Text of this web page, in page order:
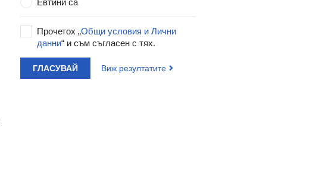
Евтини са
Прочетох „Общи условия и Лични
данни“ и съм съгласен с тях.
ГЛАСУВАЙ Виж резултатите